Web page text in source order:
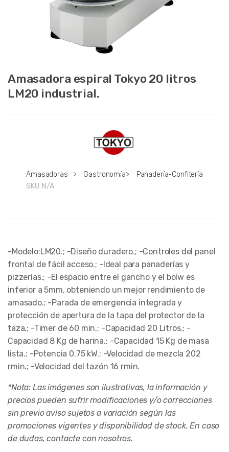
Amasadora espiral Tokyo 20 litros
LM20 industrial.
Amasadoras > Gastronomía>
Panadería-Confitería
SKU: N/A
-Modelo:LM20.; -Diseño duradero.; -Controles del panel
frontal de fácil acceso.; -Ideal para panaderías y
pizzerías.; -El espacio entre el gancho y el bolw es
inferior a 5mm, obteniendo un mejor rendimiento de
amasado.; -Parada de emergencia integrada y
protección de apertura de la tapa del protector de la
taza.; -Timer de 60 min.; -Capacidad 20 Litros.; -
Capacidad 8 Kg de harina.; -Capacidad 15 Kg de masa
lista.; -Potencia 0.75 kW.; -Velocidad de mezcla 202
rmin.; -Velocidad del tazón 16 rmin.
*Nota: Las imágenes son ilustrativas, la información y
precios pueden sufrir modificaciones y/o correcciones
sin previo aviso sujetos a variación según las
promociones vigentes y disponibilidad de stock. En caso
de dudas, contacte con nosotros.